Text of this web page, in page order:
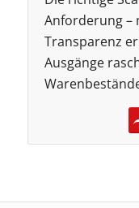
Anforderung –
Transparenz
Ausgänge